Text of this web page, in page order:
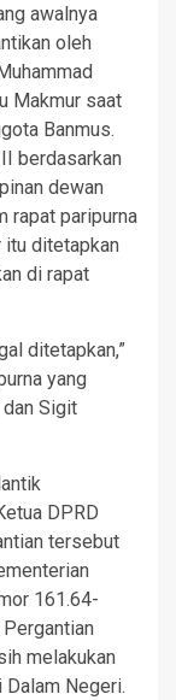
awalnya
oleh
Makmur saat
Banmus.
berdasarkan
dewan
rapat paripurna
itu ditetapkan
di rapat
ditetapkan,”
yang
Sigit
DPRD
tersebut
161.64-
melakukan
Negeri.